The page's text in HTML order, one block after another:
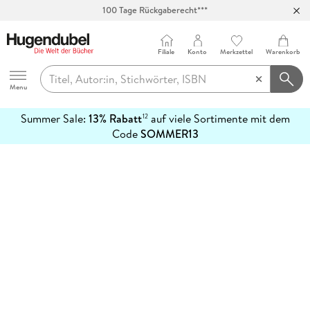
100 Tage Rückgaberecht***
Hugendubel
Menu
Filiale Konto Merkzettel Warenkorb
Summer Sale: 13% Rabatt12auf viele Sortimente mit dem
CodeSOMMER13
erfahren